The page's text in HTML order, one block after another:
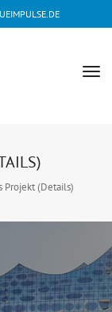
Projekt (Details)